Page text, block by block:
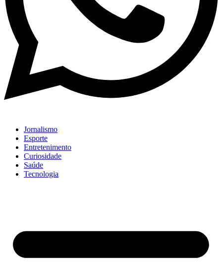
Jornalismo
Esporte
Entretenimento
Curiosidade
Saúde
Tecnologia